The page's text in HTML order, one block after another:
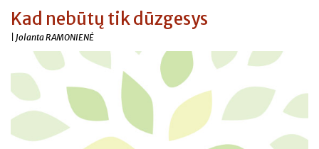
Kad nebūtų tik dūzgesys
| Jolanta RAMONIENĖ